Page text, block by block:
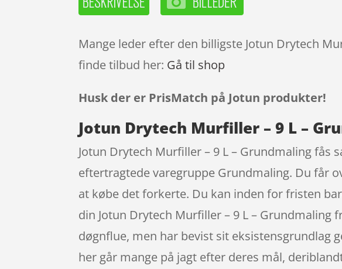
Mange leder efter den billigste Jotun Drytech
finde tilbud her: Gå til shop
Husk der er PrisMatch på Jotun produkter!
Jotun Drytech Murfiller – 9 L –
Jotun Drytech Murfiller – 9 L – Grundmaling fås
eftertragtede varegruppe Grundmaling. Du får
at købe det forkerte. Du kan inden for fristen
din Jotun Drytech Murfiller – 9 L –
døgnflue, men har bevist sit eksistensgrundlag
her går mange på jagt efter deres mål,